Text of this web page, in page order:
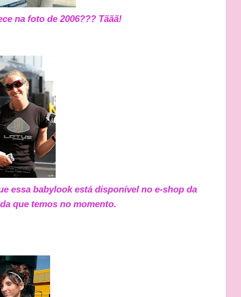
na foto de 2006??? Tããã!
essa babylook está disponível no e-shop da
que temos no momento.